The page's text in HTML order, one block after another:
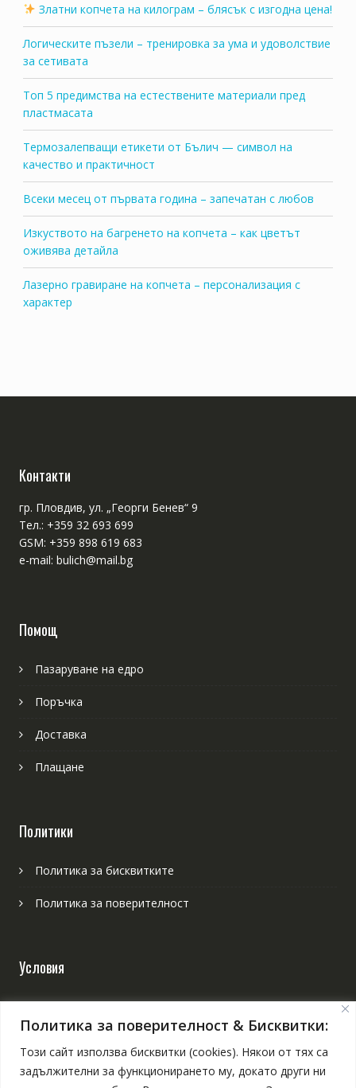
Политика за поверителност & Бисквитки:
Този сайт използва бисквитки (cookies). Някои от тях са
задължителни за функционирането му, докато други ни
Златни копчета на килограм – блясък с изгодна цена!
Логическите пъзели – тренировка за ума и удоволствие
за сетивата
Топ 5 предимства на естествените материали пред
пластмасата
Термозалепващи етикети от Бълич — символ на
качество и практичност
Всеки месец от първата година – запечатан с любов
Изкуството на багренето на копчета – как цветът
оживява детайла
Лазерно гравиране на копчета – персонализация с
характер
Контакти
гр. Пловдив, ул. „Георги Бенев“ 9
Тел.: +359 32 693 699
GSM: +359 898 619 683
e-mail: bulich@mail.bg
Помощ
Пазаруване на едро
Поръчка
Доставка
Плащане
Политики
Политика за бисквитките
Политика за поверителност
Условия
Онлайн решаване на спорове
Отказ от поръчка и връщане на продукт